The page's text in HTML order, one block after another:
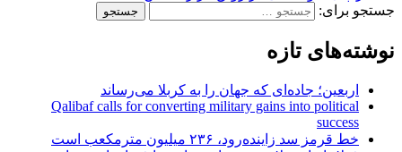
جستجو برای:
نوشته‌های تازه
اربعین؛ جاده‌ای که جهان را به کربلا می‌رساند
Qalibaf calls for converting military gains into political
success
خط قرمز سد زاینده‌رود، ۲۳۶ میلیون مترمکعب است